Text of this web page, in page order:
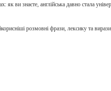
ви знаєте, англійська давно стала
розмовні фрази, лексику та